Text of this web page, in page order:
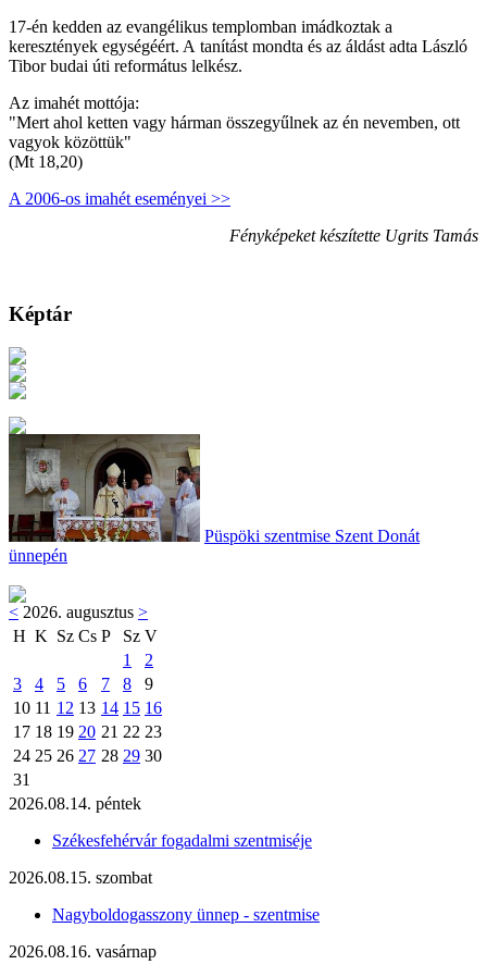
17-én kedden az evangélikus templomban imádkoztak a
keresztények egységéért. A tanítást mondta és az áldást adta László
Tibor budai úti református lelkész.
Az imahét mottója:
"Mert ahol ketten vagy hárman összegyűlnek az én nevemben, ott
vagyok közöttük"
(Mt 18,20)
A 2006-os imahét eseményei >>
Fényképeket készítette Ugrits Tamás
Képtár
Püspöki szentmise Szent Donát
ünnepén
< 2026. augusztus >
H K Sz Cs P Sz V
1
2
3
4 5 6 7 8
9
10 11 12 13 14 15 16
17 18 19 20 21 22 23
24 25 26 27 28 29 30
31
2026.08.14. péntek
Székesfehérvár fogadalmi szentmiséje
2026.08.15. szombat
Nagyboldogasszony ünnep - szentmise
2026.08.16. vasárnap